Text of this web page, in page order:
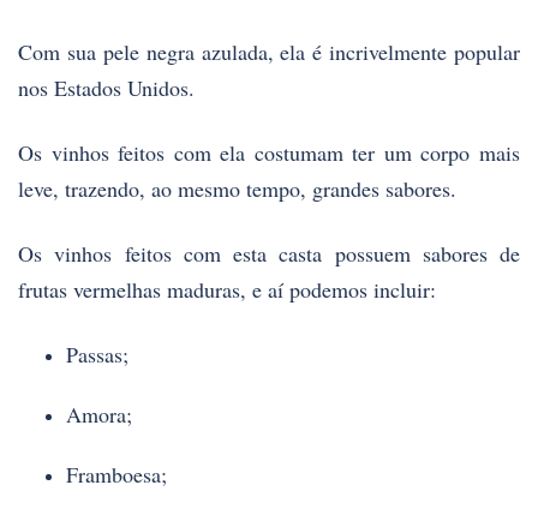
Com sua pele negra azulada, ela é incrivelmente popular
nos Estados Unidos.
Os vinhos feitos com ela costumam ter um corpo mais
leve, trazendo, ao mesmo tempo, grandes sabores.
Os vinhos feitos com esta casta possuem sabores de
frutas vermelhas maduras, e aí podemos incluir:
Passas;
Amora;
Framboesa;